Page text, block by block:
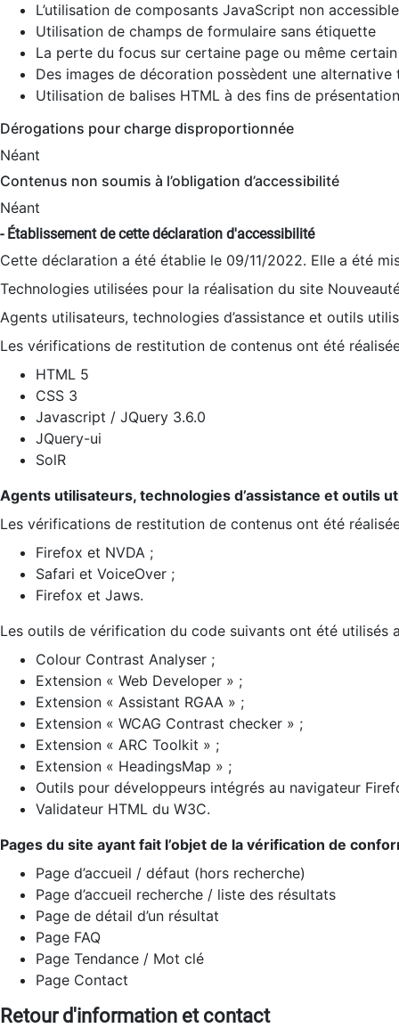
L’utilisation de composants JavaScript non
Utilisation de champs de formulaire sans étiquette
La perte du focus sur certaine page ou même
Des images de décoration possèdent une alternative
Utilisation de balises HTML à des fins de
Dérogations pour charge disproportionnée
Néant
Contenus non soumis à l’obligation d’accessibilité
Néant
- Établissement de cette déclaration d'accessibilité
Cette déclaration a été établie le 09/11/2022. Elle a été
Technologies utilisées pour la réalisation du site
Agents utilisateurs, technologies d’assistance et outils
Les vérifications de restitution de contenus ont été
HTML 5
CSS 3
Javascript / JQuery 3.6.0
JQuery-ui
SolR
Agents utilisateurs, technologies d’assistance et outils
Les vérifications de restitution de contenus ont été
Firefox et NVDA ;
Safari et VoiceOver ;
Firefox et Jaws.
Les outils de vérification du code suivants ont été utilisés
Colour Contrast Analyser ;
Extension « Web Developer » ;
Extension « Assistant RGAA » ;
Extension « WCAG Contrast checker » ;
Extension « ARC Toolkit » ;
Extension « HeadingsMap » ;
Outils pour développeurs intégrés au navigateur
Validateur HTML du W3C.
Pages du site ayant fait l’objet de la vérification de
Page d’accueil / défaut (hors recherche)
Page d’accueil recherche / liste des résultats
Page de détail d’un résultat
Page FAQ
Page Tendance / Mot clé
Page Contact
Retour d'information et contact